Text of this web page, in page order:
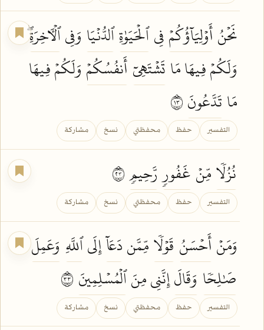
نَحۡنُأَوۡلِيَآؤُكُمۡفِيٱلۡحَيَوٰةِٱلدُّنۡيَا وَفِيٱلۡأٓخِرَةِۖ
وَلَكُمۡ فِيهَا مَا تَشۡتَهِيٓ أَنفُسُكُمۡ وَلَكُمۡ فِيهَا
مَا تَدَّعُونَ
التفسير حفظ محفظتي نسخ مشاركة
نُزُلٗامِّنۡ غَفُورٖ رَّحِيمٖ
التفسير حفظ محفظتي نسخ مشاركة
وَمَنۡأَحۡسَنُ قَوۡلٗامِّمَّندَعَآإِلَىٱللَّهِ وَعَمِلَ
صَٰلِحٗا وَقَالَإِنَّنِي مِنَٱلۡمُسۡلِمِينَ
التفسير حفظ محفظتي نسخ مشاركة